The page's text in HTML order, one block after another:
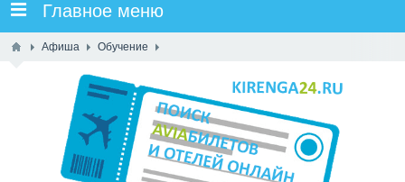
Главное меню
Афиша Обучение